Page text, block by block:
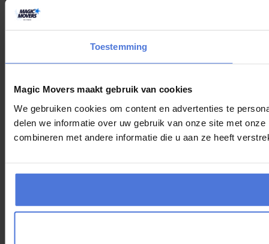
Toestemming
Magic Movers maakt gebruik van cookies
We gebruiken cookies om content en advertenties te
delen we informatie over uw gebruik van onze site met
combineren met andere informatie die u aan ze heeft